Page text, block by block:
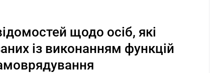
щодо осіб, які
із виконанням функцій